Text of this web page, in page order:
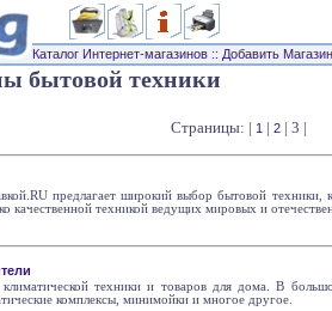
Каталог Интернет-магазинов :: Добавить Магазин
бытовой техники
Страницы: | 1 | 2 | 3 |
предлагает широкий выбор бытовой
качественной техникой ведущих мировых и
техники и товаров для дома. В
комплексы, минимойки и многое другое.